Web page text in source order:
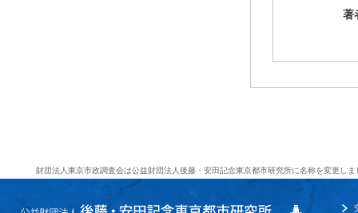
著
財団法人東京市政調査会は公益財団法人後藤・安田記念東京都市研究所に名称を変更しま